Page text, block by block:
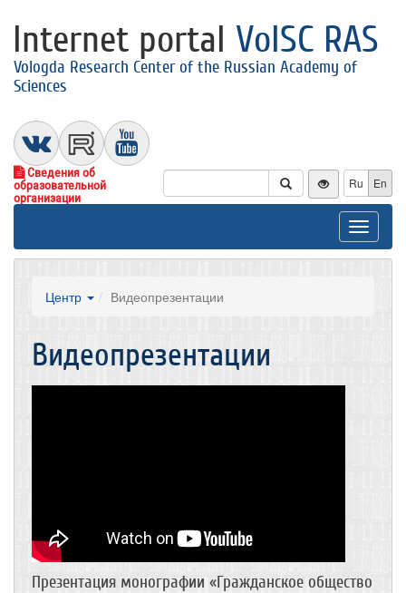
Internet portal VolSC RAS
Vologda Research Center of the Russian Academy of
Sciences
Сведения об
образовательной
организации
Ru En
Toggle
Центр Видеопрезентации
Видеопрезентации
Презентация монографии «Гражданское общество